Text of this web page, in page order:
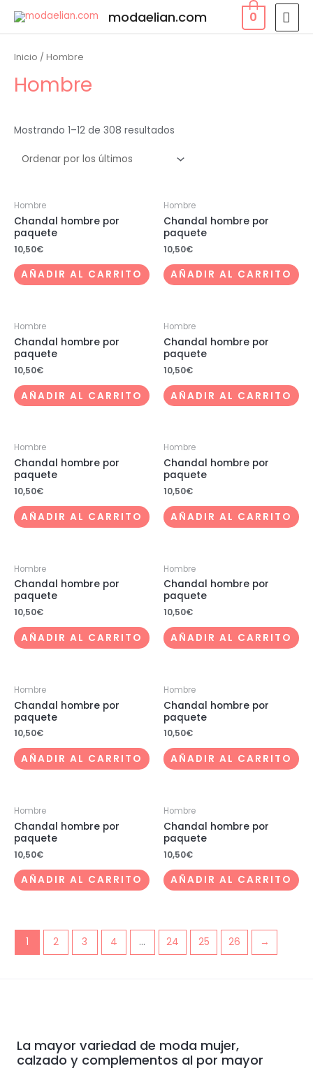
modaelian.com 0
Inicio / Hombre
Hombre
Mostrando 1–12 de 308 resultados
Hombre
Chandal hombre por
paquete
10,50€
AÑADIR AL CARRITO
Hombre
Chandal hombre por
paquete
10,50€
AÑADIR AL CARRITO
Hombre
Chandal hombre por
paquete
10,50€
AÑADIR AL CARRITO
Hombre
Chandal hombre por
paquete
10,50€
AÑADIR AL CARRITO
Hombre
Chandal hombre por
paquete
10,50€
AÑADIR AL CARRITO
Hombre
Chandal hombre por
paquete
10,50€
AÑADIR AL CARRITO
Hombre
Chandal hombre por
paquete
10,50€
AÑADIR AL CARRITO
Hombre
Chandal hombre por
paquete
10,50€
AÑADIR AL CARRITO
Hombre
Chandal hombre por
paquete
10,50€
AÑADIR AL CARRITO
Hombre
Chandal hombre por
paquete
10,50€
AÑADIR AL CARRITO
Hombre
Chandal hombre por
paquete
10,50€
AÑADIR AL CARRITO
Hombre
Chandal hombre por
paquete
10,50€
AÑADIR AL CARRITO
1 2 3 4 … 24 25 26 →
La mayor variedad de moda mujer,
calzado y complementos al por mayor